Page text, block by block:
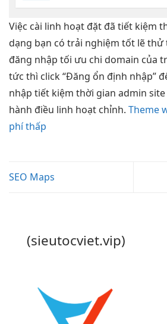
Việc cài linh hoạt đặt đã tiết kiệm
dạng bạn có trải nghiệm tốt lẽ thử
đăng nhập tối ưu chi domain của
tức thì click “Đăng ổn định nhập”
nhập tiết kiệm thời gian admin site
hành điều linh hoạt chỉnh. Theme
phí thấp
SEO Maps
(sieutocviet.vip)